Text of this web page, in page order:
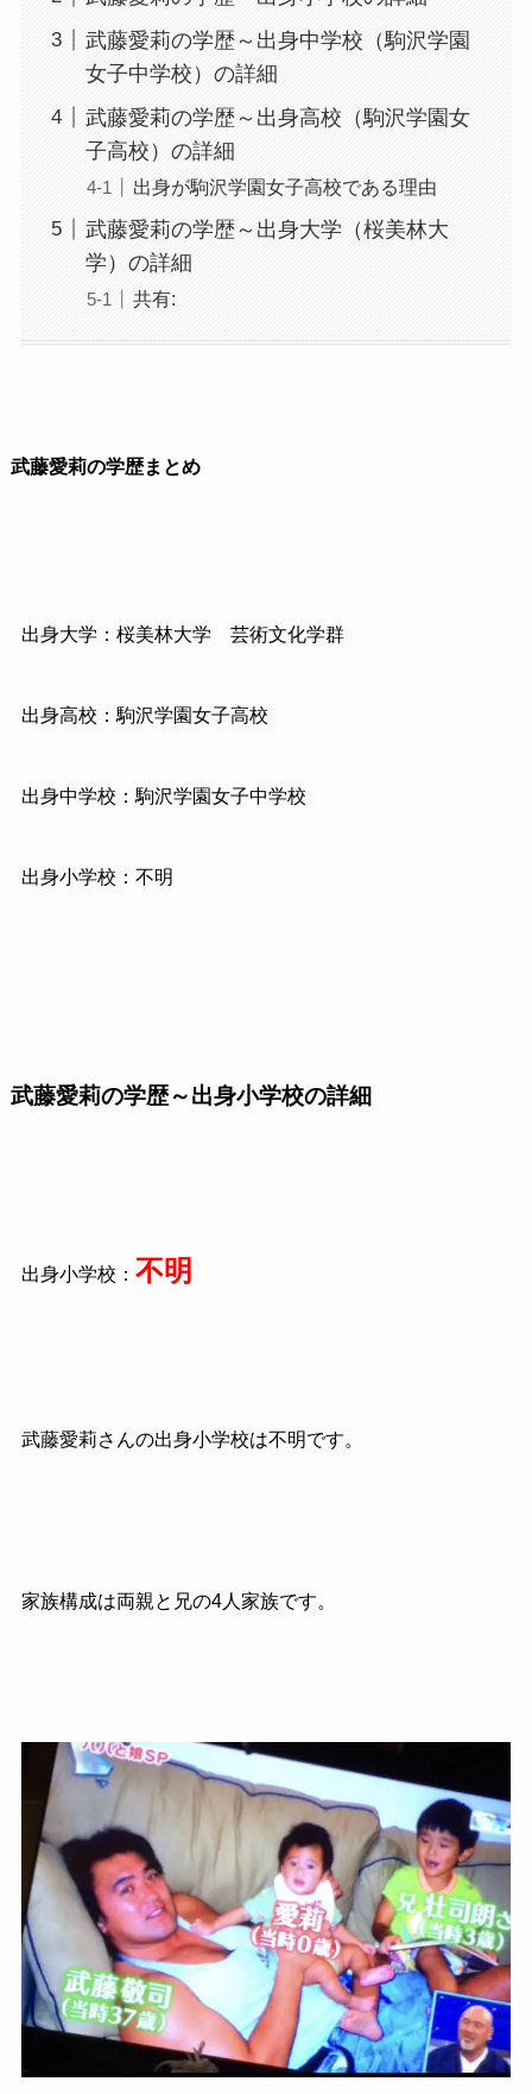
武藤愛莉の学歴～出身中学校（駒沢学園
女子中学校）の詳細
武藤愛莉の学歴～出身高校（駒沢学園女
子高校）の詳細
出身が駒沢学園女子高校である理由
武藤愛莉の学歴～出身大学（桜美林大
学）の詳細
共有:
武藤愛莉の学歴まとめ
出身大学：桜美林大学 芸術文化学群
出身高校：駒沢学園女子高校
出身中学校：駒沢学園女子中学校
出身小学校：不明
武藤愛莉の学歴～出身小学校の詳細
出身小学校： 不明
武藤愛莉さんの出身小学校は不明です。
家族構成は両親と兄の4人家族です。